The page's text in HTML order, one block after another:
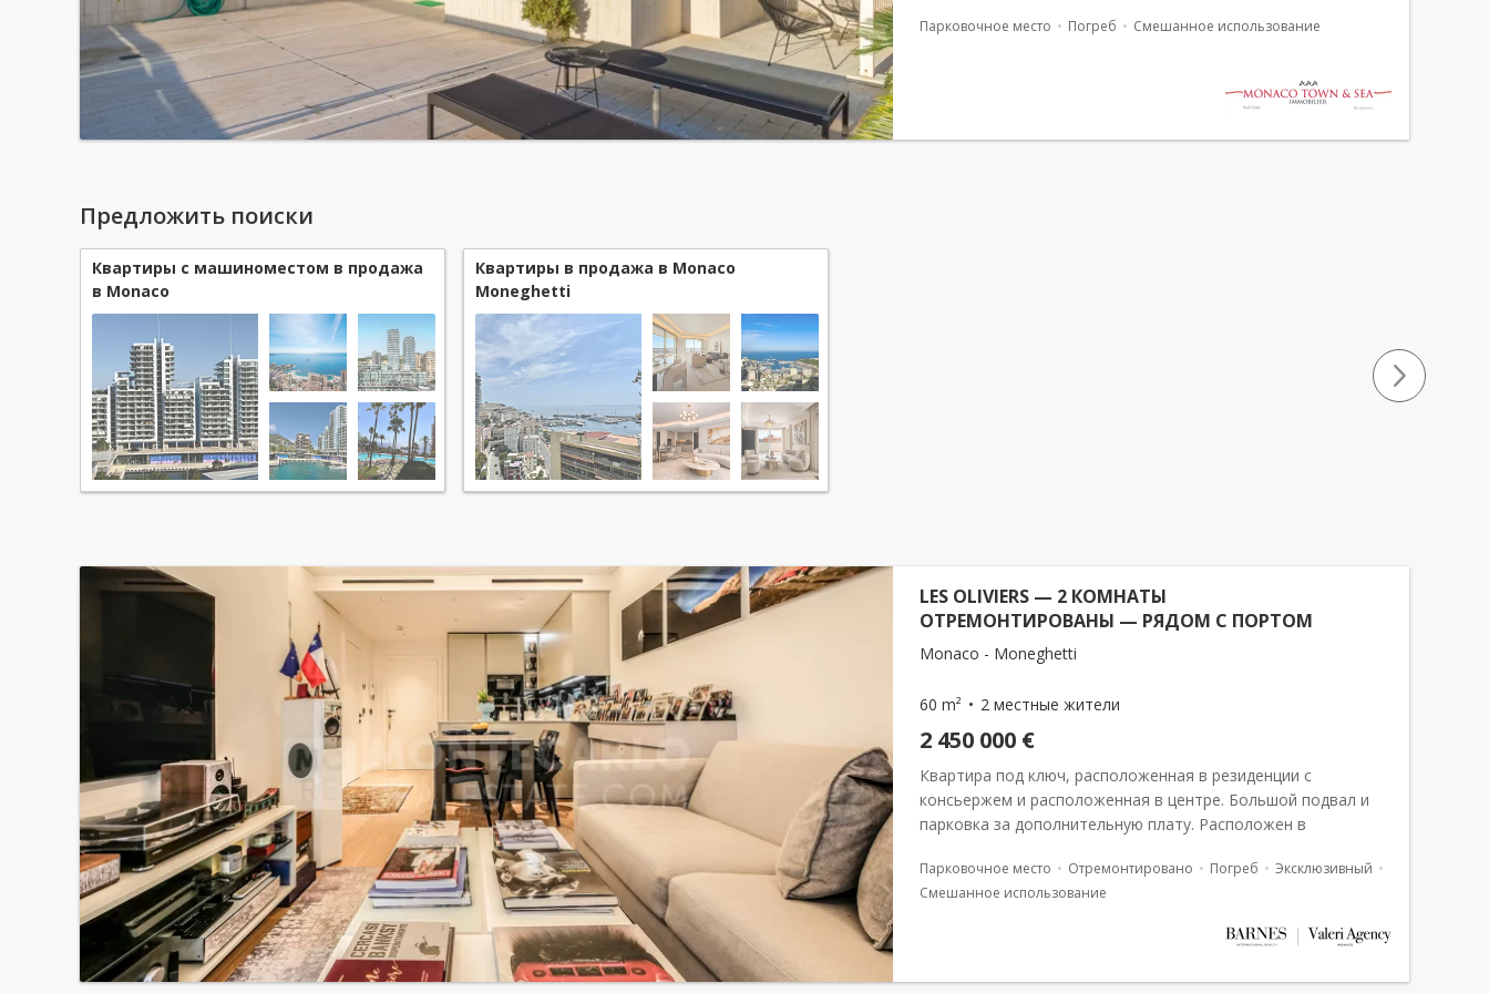
Парковочное место Погреб Смешанное использование
Предложить поиски
Квартиры с машиноместом в продажа
в Monaco
Квартиры в продажа в Monaco
Moneghetti
LES OLIVIERS — 2 КОМНАТЫ
ОТРЕМОНТИРОВАНЫ — РЯДОМ С ПОРТОМ
Monaco - Moneghetti
60 m² 2 местные жители
2 450 000 €
Квартира под ключ, расположенная в резиденции с
консьержем и расположенная в центре. Большой подвал и
парковка за дополнительную плату. Расположен в
«Оливье» занимает центральное мест...
Парковочное место Отремонтировано Погреб
Эксклюзивный
Смешанное использование